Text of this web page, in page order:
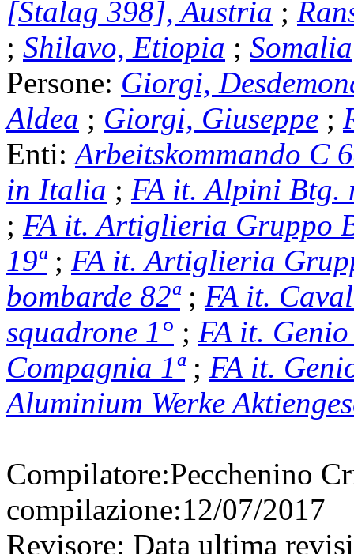
[Stalag 398], Austria ;
; Shilavo, Etiopia ; Somalia
Persone: Giorgi,
Aldea ; Giorgi, Giuseppe ;
Enti: Arbeitskommando C
in Italia ; FA it. Alpini Btg.
; FA it. Artiglieria Gruppo
19ª; FA it. Artiglieria
bombarde 82ª; FA it.
squadrone 1° ; FA it.
Compagnia 1ª; FA it.
Aluminium Werke
Compilatore:Pecchenino
compilazione:12/07/2017
Revisore: Data ultima